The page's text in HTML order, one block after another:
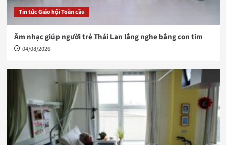
Tin tức Giáo hội Toàn cầu
Âm nhạc giúp người trẻ Thái Lan lắng nghe bằng con tim
04/08/2026